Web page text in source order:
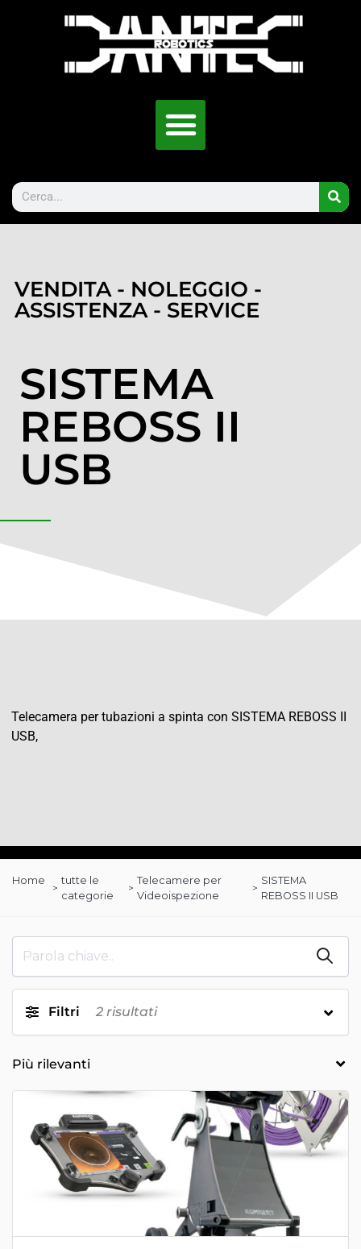
VENDITA - NOLEGGIO -
ASSISTENZA - SERVICE
SISTEMA
REBOSS II
USB
Telecamera per tubazioni a spinta con SISTEMA REBOSS II
USB,
Home
tutte le
categorie
Telecamere per
Videoispezione
SISTEMA
REBOSS II USB
Filtri 2 risultati